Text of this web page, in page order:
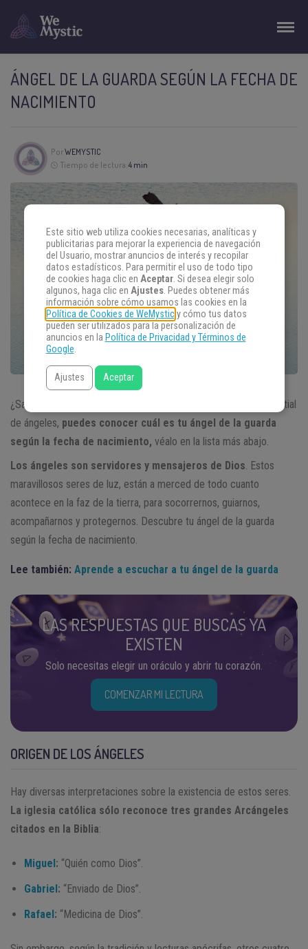
ÁNGEL DE LA GUARDA SEGÚN LA FECHA DE
NACIMIENTO
PorWEMYSTIC
Tiempo de lectura:4 min
¿Sabes cuál es tu ángel de la guarda? De acuerdo al Coro Celestial
de ángeles, puedes conocer cuál es tu ángel de la guarda
según la fecha de nacimiento, véalo en la lista más abajo.
Los ángeles son servidores y mensajeros de Dios . Estos
maravillosos seres de luz, están a merced de todo cuanto
acontece en la faz de la tierra, para socorrernos, guiarnos,
acompañarnos y protegernos. Descubre tu ángel de la guarda
según la fecha de nacimiento.
Lee también: Aprende a escuchar a tu ángel de la guarda
LAS RESPUESTAS QUE BUSCAS YA
EXISTEN
Solo necesitas elegir un oráculo y abrir tu corazón.
COMENZAR MI LECTURA
ORIGEN DE LOS ÁNGELES
Hay diversas interpretaciones sobre la existencia de estos seres.
La iglesia católica sólo reconoce tres grandes Arcángeles
citados en la Biblia:
Miguel: “Quién como Dios”.
Gabriel: “Enviado de Dios”.
Rafael: “Medicina de Dios”.
Este sitio web utiliza cookies necesarias, analíticas y
publicitarias para mejorar la experiencia de navegación
del Usuario, mostrar anuncios de interés y recopilar
datos estadísticos. Para permitir el uso de todo tipo
de cookies haga clic en Aceptar. Si desea elegir solo
algunos, haga clic en Ajustes. Puedes obtener más
información sobre cómo usamos las cookies en la
Política de Cookies de WeMysticy cómo tus datos
pueden ser utilizados para la personalización de
anuncios en la Política de Privacidad y Términos de
Google.
Ajustes Aceptar